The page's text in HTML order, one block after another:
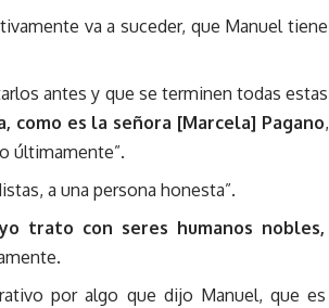
va a suceder, que Manuel tiene
antes y que se terminen todas estas
como es la señora [Marcela] Pagano,
últimamente”.
a una persona honesta”.
trato con seres humanos nobles,
por algo que dijo Manuel, que es